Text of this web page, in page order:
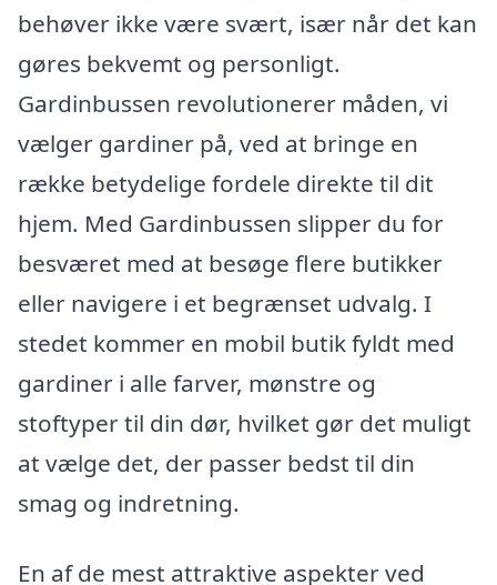
behøver ikke være svært, især når det kan
gøres bekvemt og personligt.
Gardinbussen revolutionerer måden, vi
vælger gardiner på, ved at bringe en
række betydelige fordele direkte til dit
hjem. Med Gardinbussen slipper du for
besværet med at besøge flere butikker
eller navigere i et begrænset udvalg. I
stedet kommer en mobil butik fyldt med
gardiner i alle farver, mønstre og
stoftyper til din dør, hvilket gør det muligt
at vælge det, der passer bedst til din
smag og indretning.
En af de mest attraktive aspekter ved